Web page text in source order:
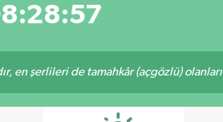
en şerlileri de tamahkâr (açgözlü)